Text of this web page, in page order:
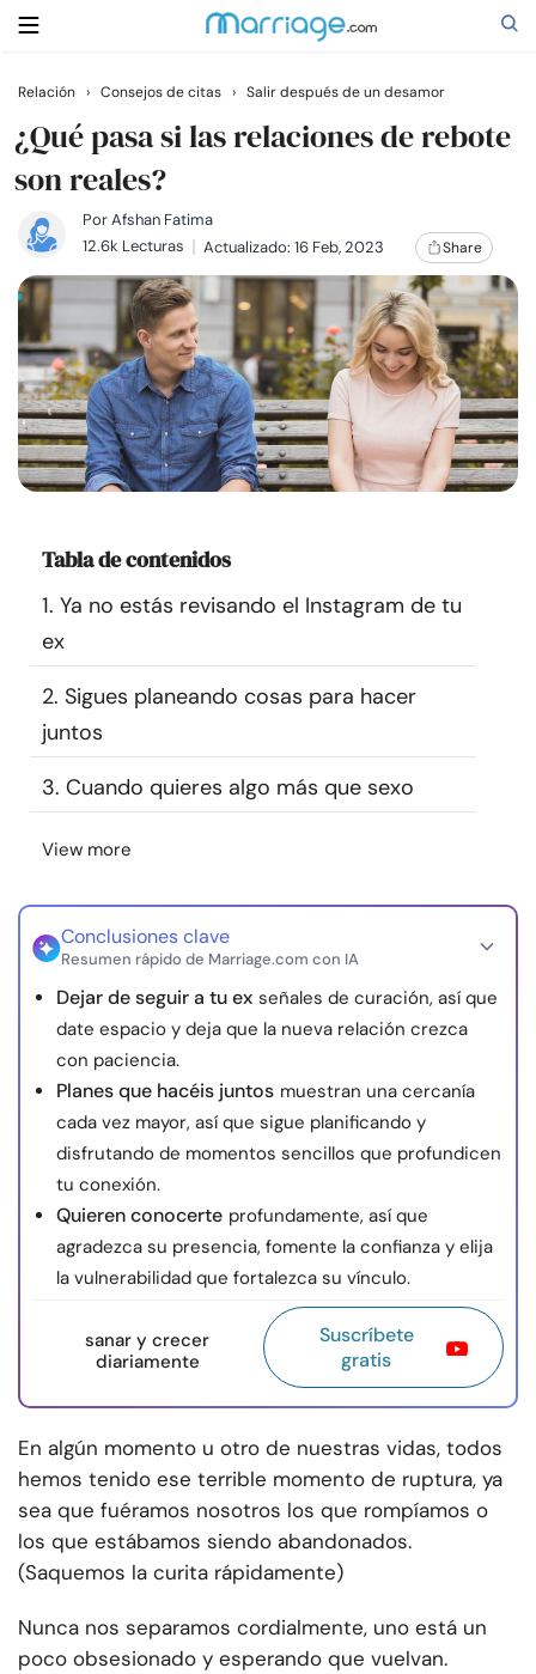
Buscar
Casarse
Relaciones
Familia
Ayuda
Cursos
Recursos
Comunidad
Encuentra un terapeuta
Idioma ES
Sobre nosotros
© Copyright 2026. Todos los derechos reservados.
Relación › Consejos de citas › Salir después de un desamor
¿Qué pasa si las relaciones de rebote
son reales?
PorAfshan Fatima
12.6k Lecturas
Actualizado: 16 Feb, 2023 Share
Tabla de contenidos
1. Ya no estás revisando el Instagram de tu
ex
2. Sigues planeando cosas para hacer
juntos
3. Cuando quieres algo más que sexo
View more
Conclusiones clave
Resumen rápido de Marriage.com con IA
Dejar de seguir a tu ex señales de curación, así que
date espacio y deja que la nueva relación crezca
con paciencia.
Planes que hacéis juntos muestran una cercanía
cada vez mayor, así que sigue planificando y
disfrutando de momentos sencillos que profundicen
tu conexión.
Quieren conocerte profundamente, así que
agradezca su presencia, fomente la confianza y elija
la vulnerabilidad que fortalezca su vínculo.
sanar y crecer
diariamente
Suscríbete
gratis
En algún momento u otro de nuestras vidas, todos
hemos tenido ese terrible momento de ruptura, ya
sea que fuéramos nosotros los que rompíamos o
los que estábamos siendo abandonados.
(Saquemos la curita rápidamente)
Nunca nos separamos cordialmente, uno está un
poco obsesionado y esperando que vuelvan.